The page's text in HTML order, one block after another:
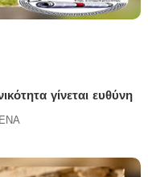
γίνεται ευθύνη